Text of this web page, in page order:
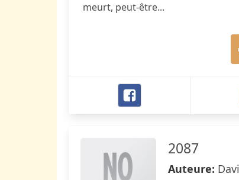
meurt, peut-être...
2087
Auteure: